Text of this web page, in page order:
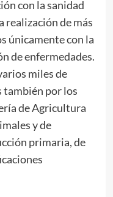
con la sanidad
realización de más
únicamente con la
de enfermedades.
miles de
por los
de Agricultura
y de
primaria, de